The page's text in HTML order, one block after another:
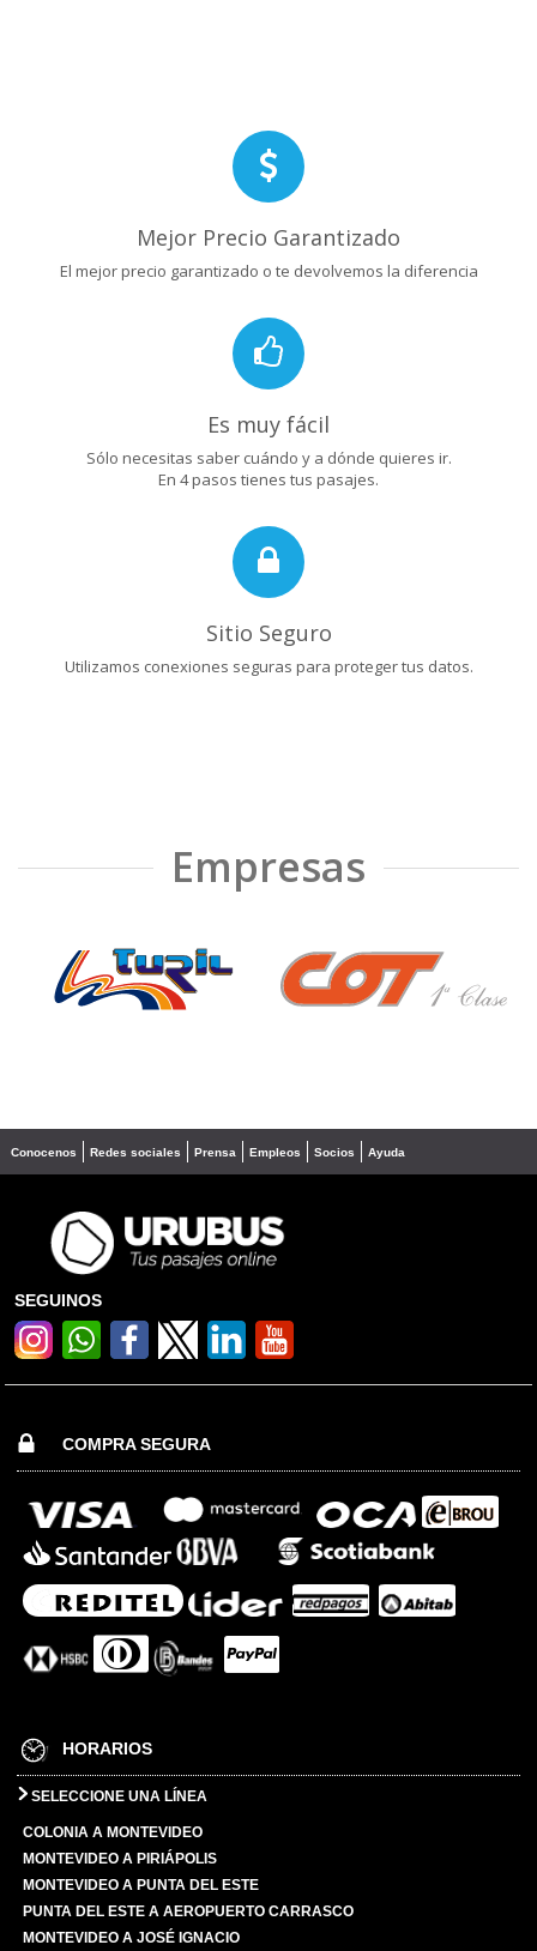
Mejor Precio Garantizado
El mejor precio garantizado o te devolvemos la diferencia
Es muy fácil
Sólo necesitas saber cuándo y a dónde quieres ir.
En 4 pasos tienes tus pasajes.
Sitio Seguro
Utilizamos conexiones seguras para proteger tus datos.
Empresas
❮ ❯
Conocenos Redes sociales Prensa Empleos Socios Ayuda
SEGUINOS
COMPRA SEGURA
HORARIOS
SELECCIONE UNA LÍNEA
COLONIA A MONTEVIDEO
MONTEVIDEO A PIRIÁPOLIS
MONTEVIDEO A PUNTA DEL ESTE
PUNTA DEL ESTE A AEROPUERTO CARRASCO
MONTEVIDEO A JOSÉ IGNACIO